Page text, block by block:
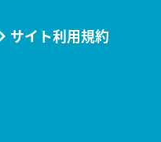
サイト利用規約